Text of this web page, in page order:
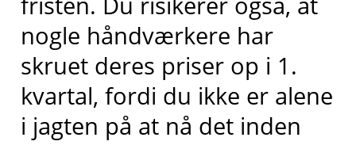
nogle håndværkere har
skruet deres priser op i 1.
kvartal, fordi du ikke er alene
i jagten på at nå det inden